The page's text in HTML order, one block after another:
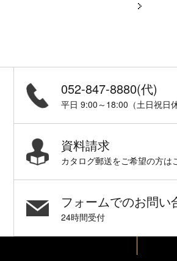
052-847-8880(代)
平日 9:00～18:00（土日祝日休
資料請求
カタログ郵送をご希望の方は
フォームでのお問い
24時間受付